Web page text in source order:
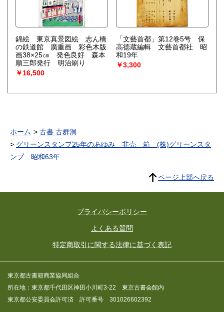
錦絵 東京真景図絵 志ん橋
の鉄道館 廣重画 彩色木版
画38×25㎝ 発色良好 森本
順三郎発行 明治刷り
￥16,500
「文藝首都」第12巻5号 保
高徳蔵編輯 文藝首都社 昭
和19年
￥3,300
ホーム
古書 古群洞
グリーンスタンプ25年のあゆみ 非売 箱 (株)グリーンスタ
ンプ 昭和63年
ページ上部へ戻る
プライバシーポリシー
よくある質問
特定商取引に関する法律に基づく表記
東京都古書籍商業協同組合
所在地：東京都千代田区神田小川町3-22 東京古書会館内
東京都公安委員会許可済 許可番号 301026602392